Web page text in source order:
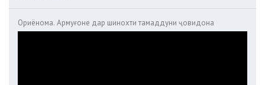
Ориёнома. Армуғоне дар шинохти тамаддуни ҷовидона